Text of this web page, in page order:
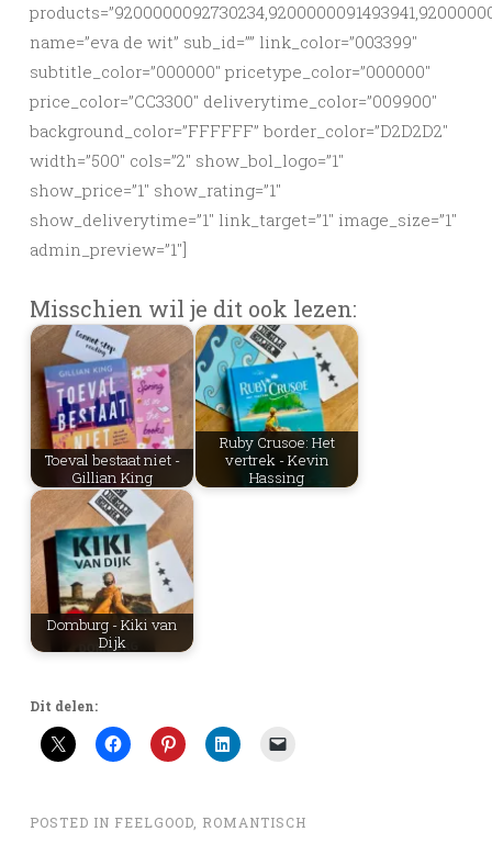
name=”eva de wit” sub_id=”” link_color=”003399″
subtitle_color=”000000″ pricetype_color=”000000″
price_color=”CC3300″ deliverytime_color=”009900″
background_color=”FFFFFF” border_color=”D2D2D2″
width=”500″ cols=”2″ show_bol_logo=”1″
show_price=”1″ show_rating=”1″
show_deliverytime=”1″ link_target=”1″ image_size=”1″
admin_preview=”1″]
Misschien wil je dit ook lezen:
Toeval bestaat niet -
Gillian King
Ruby Crusoe: Het
vertrek - Kevin
Hassing
Domburg - Kiki van
Dijk
Dit delen:
POSTED IN FEELGOOD, ROMANTISCH